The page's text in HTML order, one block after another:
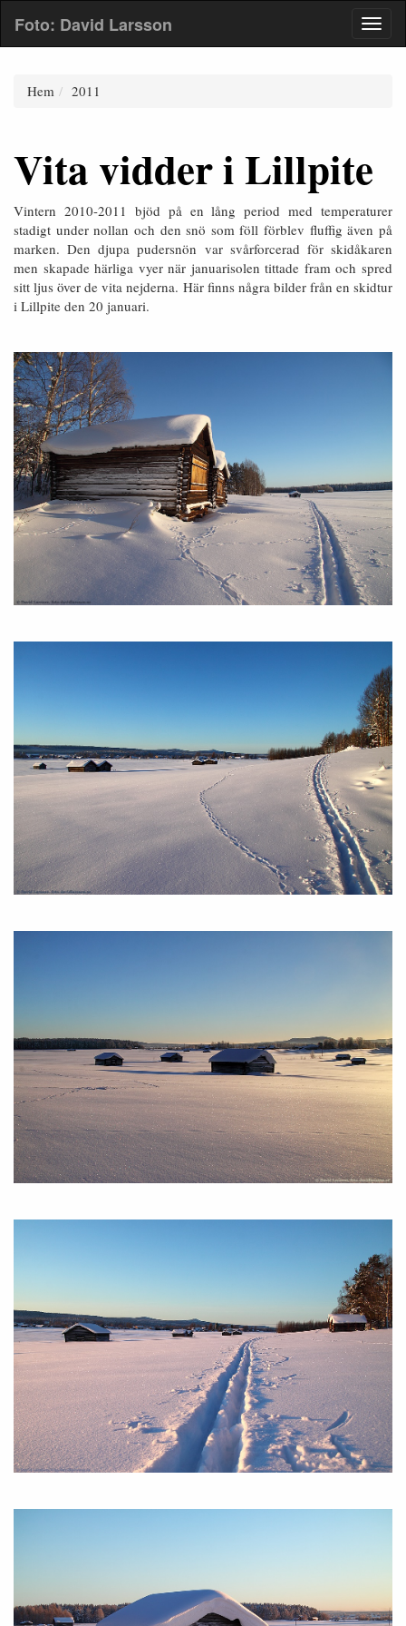
Foto: David Larsson
Hem 2011
Vita vidder i Lillpite
Vintern 2010-2011 bjöd på en lång period med temperaturer
stadigt under nollan och den snö som föll förblev fluffig även på
marken. Den djupa pudersnön var svårforcerad för skidåkaren
men skapade härliga vyer när januarisolen tittade fram och spred
sitt ljus över de vita nejderna. Här finns några bilder från en skidtur
i Lillpite den 20 januari.